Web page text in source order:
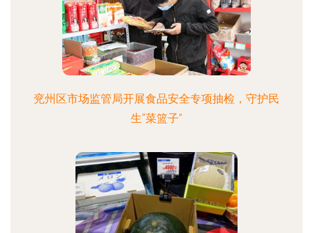
兖州区市场监管局开展食品安全专项抽检，守护民
生“菜篮子”